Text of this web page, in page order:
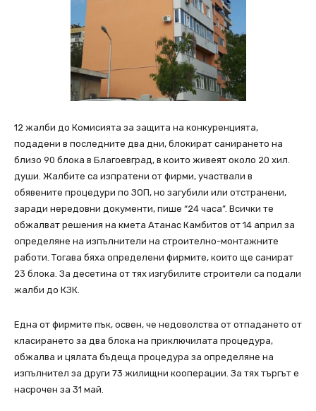
12 жалби до Комисията за защита на конкуренцията,
подадени в последните два дни, блокират санирането на
близо 90 блока в Благоевград, в които живеят около 20 хил.
души. Жалбите са изпратени от фирми, участвали в
обявените процедури по ЗОП, но загубили или отстранени,
заради нередовни документи, пише “24 часа”. Всички те
обжалват решения на кмета Атанас Камбитов от 14 април за
определяне на изпълнители на строително-монтажните
работи. Тогава бяха определени фирмите, които ще санират
23 блока. За десетина от тях изгубилите строители са подали
жалби до КЗК.
Една от фирмите пък, освен, че недоволства от отпадането от
класирането за два блока на приключилата процедура,
обжалва и цялата бъдеща процедура за определяне на
изпълнител за други 73 жилищни кооперации. За тях търгът е
насрочен за 31 май.